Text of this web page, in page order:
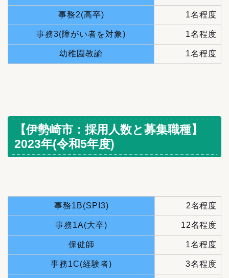
事務2(高卒) 1名程度
事務3(障がい者を対象) 1名程度
幼稚園教諭 1名程度
【伊勢崎市：採用人数と募集職種】
2023年(令和5年度)
事務1B(SPI3) 2名程度
事務1A(大卒) 12名程度
保健師 1名程度
事務1C(経験者) 3名程度